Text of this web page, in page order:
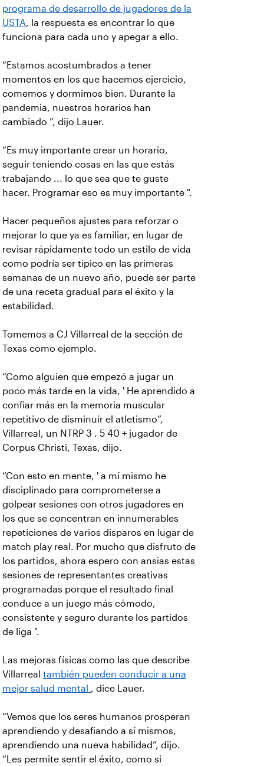
programa de desarrollo de jugadores de la
USTA, la respuesta es encontrar lo que
funciona para cada uno y apegar a ello.
“Estamos acostumbrados a tener
momentos en los que hacemos ejercicio,
comemos y dormimos bien. Durante la
pandemia, nuestros horarios han
cambiado ”, dijo Lauer.
“Es muy importante crear un horario,
seguir teniendo cosas en las que estás
trabajando ... lo que sea que te guste
hacer. Programar eso es muy importante ".
Hacer pequeños ajustes para reforzar o
mejorar lo que ya es familiar, en lugar de
revisar rápidamente todo un estilo de vida
como podría ser típico en las primeras
semanas de un nuevo año, puede ser parte
de una receta gradual para el éxito y la
estabilidad.
Tomemos a CJ Villarreal de la sección de
Texas como ejemplo.
“Como alguien que empezó a jugar un
poco más tarde en la vida, ' He aprendido a
confiar más en la memoria muscular
repetitivo de disminuir el atletismo”,
Villarreal, un NTRP 3 . 5 40 + jugador de
Corpus Christi, Texas, dijo.
“Con esto en mente, ' a mí mismo he
disciplinado para comprometerse a
golpear sesiones con otros jugadores en
los que se concentran en innumerables
repeticiones de varios disparos en lugar de
match play real. Por mucho que disfruto de
los partidos, ahora espero con ansias estas
sesiones de representantes creativas
programadas porque el resultado final
conduce a un juego más cómodo,
consistente y seguro durante los partidos
de liga ".
Las mejoras físicas como las que describe
Villarreal también pueden conducir a una
mejor salud mental , dice Lauer.
“Vemos que los seres humanos prosperan
aprendiendo y desafiando a sí mismos,
aprendiendo una nueva habilidad”, dijo.
“Les permite sentir el éxito, como si